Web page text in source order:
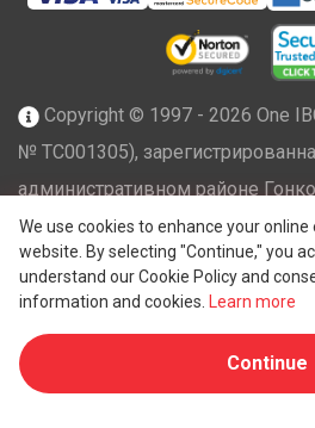
We use cookies to enhance your
website. By selecting "Continue," you
understand our Cookie Policy and
information and cookies.
Learn more
Continue
Copyright © 1997 - 2026 One
№ TC001305),
административном районе
ответственностью и являющаяся
независимых и отдельных
аффилированных с One IBC®
швейцарской компанией. Все
Пожалуйста, см.
Структуру One